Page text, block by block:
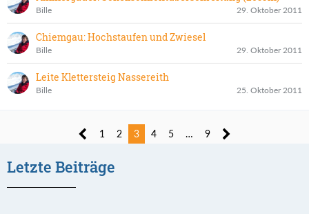
Bille 29. Oktober 2011
Chiemgau: Hochstaufen und Zwiesel
Bille 29. Oktober 2011
Leite Klettersteig Nassereith
Bille 25. Oktober 2011
1 2 3 4 5 … 9
Letzte Beiträge